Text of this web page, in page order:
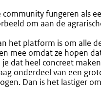
community fungeren als
om aan de
het platform is om alle
mee omdat ze hopen
je dat heel concreet
onderdeel van een
Dan is het lastiger